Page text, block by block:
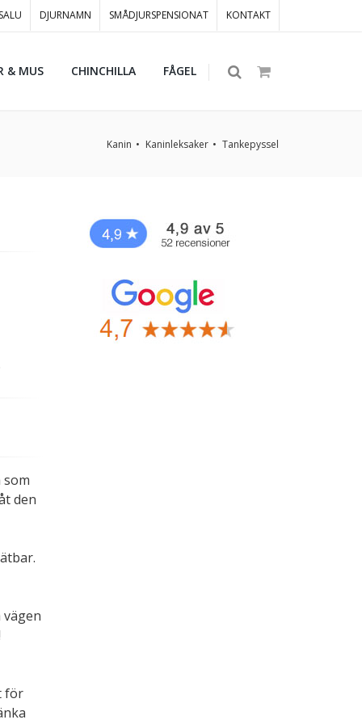
DJURNAMN SMÅDJURSPENSIONAT KONTAKT
& MUS CHINCHILLA FÅGEL
Kanin Kaninleksaker Tankepyssel
den
för